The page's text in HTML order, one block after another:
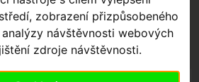
zobrazení přizpůsobeného
návštěvnosti webových
zdroje návštěvnosti.
ZTRATILI
Seřadit podle:
Názvu Data